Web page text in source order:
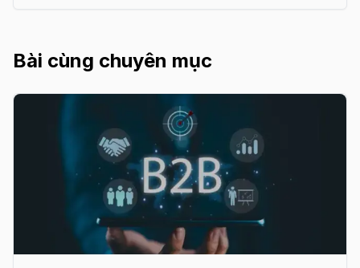
Bài cùng chuyên mục